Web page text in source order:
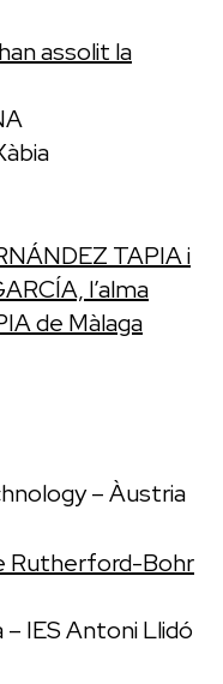
assolit la
TAPIA i
l’alma
de Màlaga
– Àustria
Rutherford-Bohr
IES Antoni Llidó